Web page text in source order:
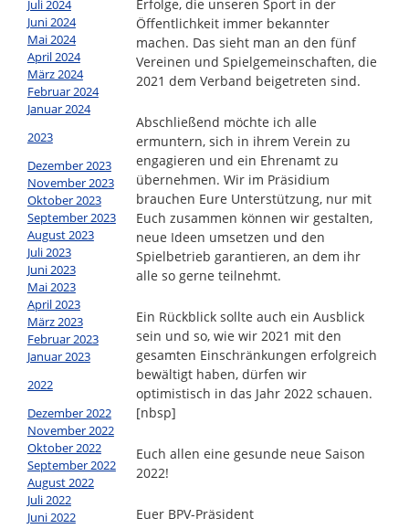
Erfolge, die unseren Sport in der
Öffentlichkeit immer bekannter
machen. Das sieht man an den fünf
Vereinen und Spielgemeinschaften, die
2021 dem Verband beigetreten sind.
Abschließend möchte ich alle
ermuntern, sich in ihrem Verein zu
engagieren und ein Ehrenamt zu
übernehmen. Wir im Präsidium
brauchen Eure Unterstützung, nur mit
Euch zusammen können wir gestalten,
neue Ideen umsetzen und den
Spielbetrieb garantieren, an dem ihr
alle so gerne teilnehmt.
Ein Rückblick sollte auch ein Ausblick
sein und so, wie wir 2021 mit den
gesamten Einschränkungen erfolgreich
bewältigt haben, dürfen wir
optimistisch in das Jahr 2022 schauen.
[nbsp]
Euch allen eine gesunde neue Saison
2022!
Euer BPV-Präsident
Juli 2024
Juni 2024
Mai 2024
April 2024
März 2024
Februar 2024
Januar 2024
2023
Dezember 2023
November 2023
Oktober 2023
September 2023
August 2023
Juli 2023
Juni 2023
Mai 2023
April 2023
März 2023
Februar 2023
Januar 2023
2022
Dezember 2022
November 2022
Oktober 2022
September 2022
August 2022
Juli 2022
Juni 2022